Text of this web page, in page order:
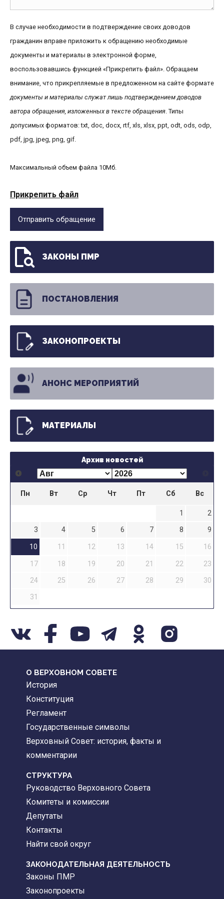
В случае необходимости в подтверждение своих доводов
гражданин вправе приложить к обращению необходимые
документы и материалы в электронной форме,
воспользовавшись функцией «Прикрепить файл». Обращаем
внимание, что прикрепляемые в предложенном на сайте формате
документы и материалы служат лишь подтверждением доводов
автора обращения, изложенных в тексте обращения. Типы
допусимых форматов: txt, doc, docx, rtf, xls, xlsx, ppt, odt, ods, odp,
pdf, jpg, jpeg, png, gif.
Максимальный объем файла 10Мб.
Прикрепить файл
Отправить обращение
ЗАКОНЫ ПМР
ПОСТАНОВЛЕНИЯ
ЗАКОНОПРОЕКТЫ
АНОНС МЕРОПРИЯТИЙ
МАТЕРИАЛЫ
Архив новостей
Пн Вт Ср Чт Пт Сб Вс
1
2
3
4 5 6 7 8
9
10
11 12 13 14 15
16
17
18 19 20 21 22
23
24
25 26 27 28 29
30
31
О ВЕРХОВНОМ СОВЕТЕ
История
Конституция
Регламент
Государственные символы
Верховный Совет: история, факты и
комментарии
CТРУКТУРА
Руководство Верховного Совета
Комитеты и комиссии
Депутаты
Контакты
Найти свой округ
ЗАКОНОДАТЕЛЬНАЯ ДЕЯТЕЛЬНОСТЬ
Законы ПМР
Законопроекты